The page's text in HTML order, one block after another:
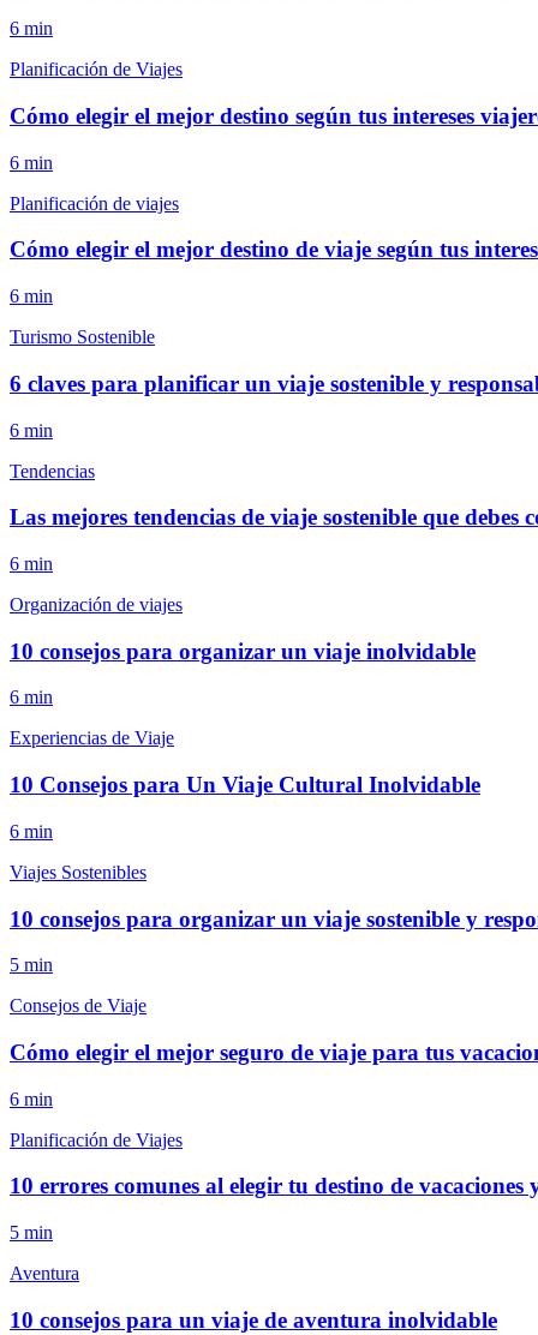
6 min
Planificación de Viajes
Cómo elegir el mejor destino según tus intereses
6 min
Planificación de viajes
Cómo elegir el mejor destino de viaje según tus
6 min
Turismo Sostenible
6 claves para planificar un viaje sostenible y
6 min
Tendencias
Las mejores tendencias de viaje sostenible que debes
6 min
Organización de viajes
10 consejos para organizar un viaje inolvidable
6 min
Experiencias de Viaje
10 Consejos para Un Viaje Cultural Inolvidable
6 min
Viajes Sostenibles
10 consejos para organizar un viaje sostenible y
5 min
Consejos de Viaje
Cómo elegir el mejor seguro de viaje para tus
6 min
Planificación de Viajes
10 errores comunes al elegir tu destino de vacaciones
5 min
Aventura
10 consejos para un viaje de aventura inolvidable